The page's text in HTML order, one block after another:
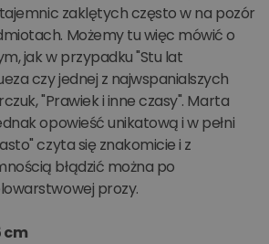
zaklętych często w na pozór
Możemy tu więc mówić o
jak w przypadku "Stu lat
czy jednej z najwspanialszych
"Prawiek i inne czasy". Marta
opowieść unikatową i w pełni
czyta się znakomicie i z
błądzić można po
prozy.
cm